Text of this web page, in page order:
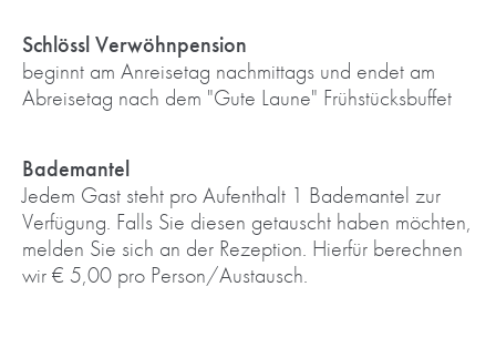
Schlössl Verwöhnpension
beginnt am Anreisetag nachmittags und endet am
Abreisetag nach dem "Gute Laune" Frühstücksbuffet
Bademantel
Jedem Gast steht pro Aufenthalt 1 Bademantel zur
Verfügung. Falls Sie diesen getauscht haben möchten,
melden Sie sich an der Rezeption. Hierfür berechnen
wir € 5,00 pro Person/Austausch.